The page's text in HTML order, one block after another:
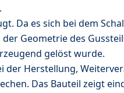
Da es sich bei dem
Geometrie des
gelöst wurde.
Herstellung,
Das Bauteil zeigt